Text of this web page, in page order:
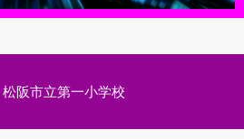
松阪市立第一小学校